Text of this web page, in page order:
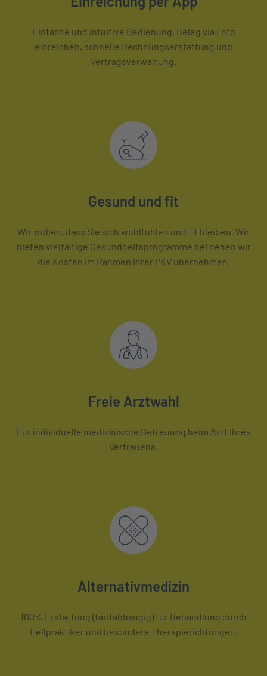
Einfache und intuitive Bedienung, Beleg via Foto
einreichen, schnelle Rechnungserstattung und
Vertragsverwaltung.
Gesund und fit
Wir wollen, dass Sie sich wohlfühlen und fit bleiben. Wir
bieten vielfältige Gesundheitsprogramme bei denen wir
die Kosten im Rahmen Ihrer PKV übernehmen.
Freie Arztwahl
Für individuelle medizinische Betreuung beim Arzt Ihres
Vertrauens.
Alternativmedizin
100% Erstattung (tarifabhängig) für Behandlung durch
Heilpraktiker und besondere Therapierichtungen.